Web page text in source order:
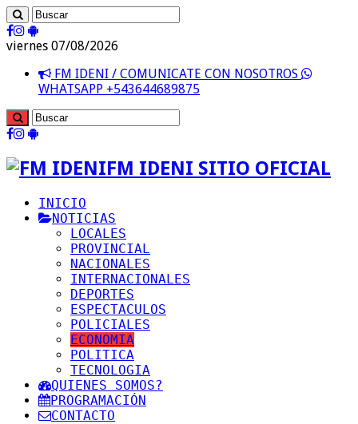
viernes 07/08/2026
FM IDENI / COMUNICATE CON NOSOTROS
WHATSAPP +543644689875
FM IDENI SITIO OFICIAL
INICIO
NOTICIAS
LOCALES
PROVINCIAL
NACIONALES
INTERNACIONALES
DEPORTES
ESPECTACULOS
POLICIALES
ECONOMIA
POLITICA
TECNOLOGIA
QUIENES SOMOS?
PROGRAMACIÓN
CONTACTO